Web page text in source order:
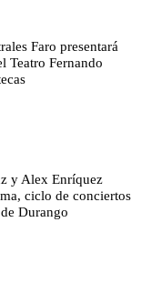
Faro presentará
Teatro Fernando
y Alex Enríquez
ciclo de conciertos
Durango